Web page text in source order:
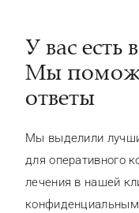
У вас есть
Мы
ответы
Мы выделили
для оперативного
лечения в нашей